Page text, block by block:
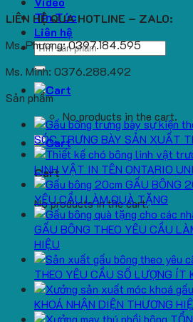
Tin Tức
Liên hệ
Search
No products in the cart.
Cart
No products in the cart.
LIÊN HỆ QUA HOTLINE – ZALO:
Ms. Phương: 0397.184.595
Ms. Minh: 0376.288.492
Sản phẩm
SÓC TRƯNG BÀY SẢN XUẤT
LINH VẬT IN TÊN ONTARIO
GẤU BÔNG
YÊU CẦU LÀM QUÀ TẶNG
GẤU BÔNG THEO YÊU CẦU
HIỆU
THEO YÊU CẦU SỐ LƯỢNG ÍT
KHOÁ NHẬN DIỆN THƯƠNG